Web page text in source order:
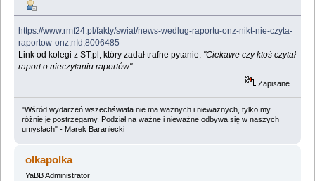
https://www.rmf24.pl/fakty/swiat/news-wedlug-raportu-onz-nikt-nie-czyta-
raportow-onz,nId,8006485
Link od kolegi z ST.pl, który zadał trafne pytanie: "Ciekawe czy ktoś czytał
raport o nieczytaniu raportów".
Zapisane
"Wśród wydarzeń wszechświata nie ma ważnych i nieważnych, tylko my
różnie je postrzegamy. Podział na ważne i nieważne odbywa się w naszych
umysłach" - Marek Baraniecki
olkapolka
YaBB Administrator